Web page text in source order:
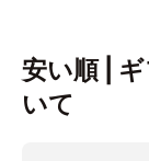
安い順 |
いて